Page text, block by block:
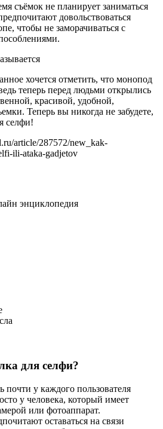
съёмок не планирует заниматься
довольствоваться
чтобы не заморачиваться с
хочется отметить, что монопод
теперь перед людьми открылись
красивой, удобной,
Теперь вы никогда не забудете,
селфи!
article/287572/new_kak-
ili-ataka-gadjetov
энциклопедия
для селфи?
почти у каждого пользователя
у человека, который имеет
или фотоаппарат.
оставаться на связи